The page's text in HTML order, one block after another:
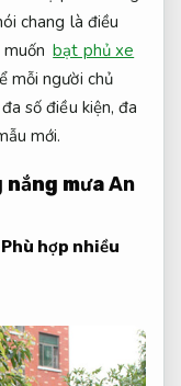
chang là điều
bạt phủ xe
mỗi người chủ
số điều kiện, đa
mới.
mưaAn
Phù hợp nhiều